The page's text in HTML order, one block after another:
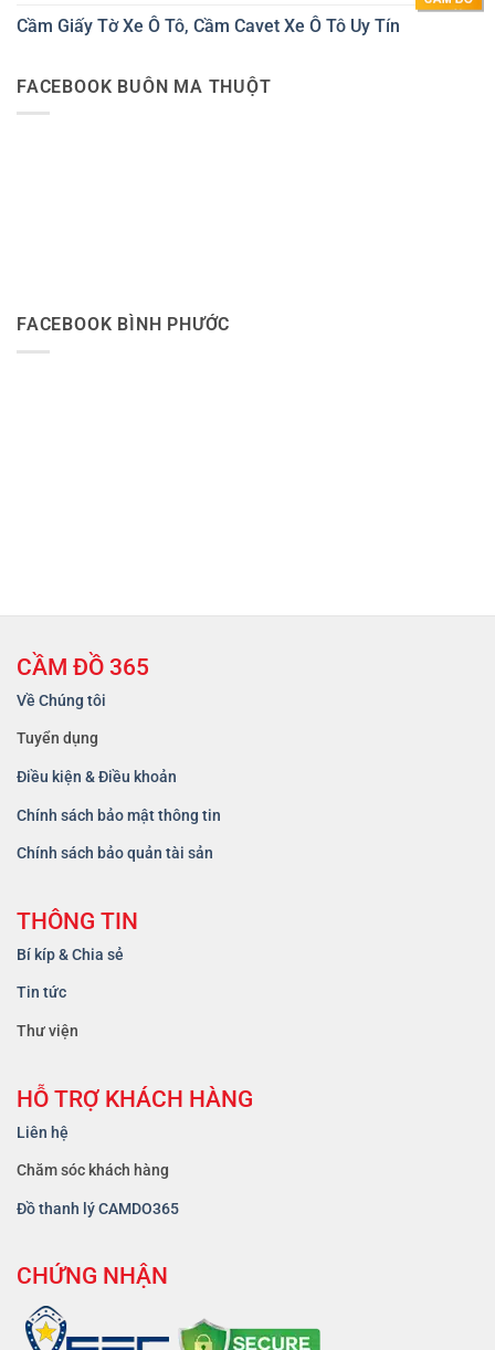
Cầm Giấy Tờ Xe Ô Tô, Cầm Cavet Xe Ô Tô Uy Tín
FACEBOOK BUÔN MA THUỘT
FACEBOOK BÌNH PHƯỚC
CẦM ĐỒ 365
Về Chúng tôi
Tuyển dụng
Điều kiện & Điều khoản
Chính sách bảo mật thông tin
Chính sách bảo quản tài sản
THÔNG TIN
Bí kíp & Chia sẻ
Tin tức
Thư viện
HỖ TRỢ KHÁCH HÀNG
Liên hệ
Chăm sóc khách hàng
Đồ thanh lý CAMDO365
CHỨNG NHẬN